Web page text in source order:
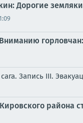
Дорогие
Запись III.
района